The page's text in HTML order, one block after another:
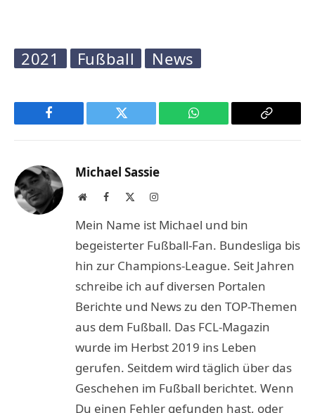
2021 Fußball News
Facebook Twitter WhatsApp
Copy
Michael Sassie
WebsiteFacebook Instagram
Mein Name ist Michael und bin
begeisterter Fußball-Fan. Bundesliga bis
hin zur Champions-League. Seit Jahren
schreibe ich auf diversen Portalen
Berichte und News zu den TOP-Themen
aus dem Fußball. Das FCL-Magazin
wurde im Herbst 2019 ins Leben
gerufen. Seitdem wird täglich über das
Geschehen im Fußball berichtet. Wenn
Du einen Fehler gefunden hast, oder